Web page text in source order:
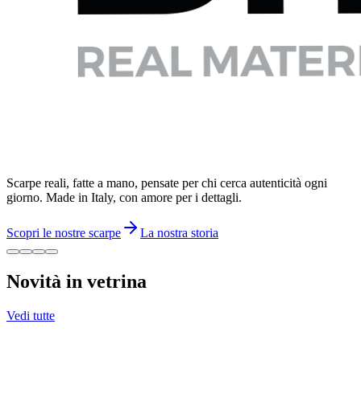
Scarpe reali, fatte a mano, pensate per chi cerca autenticità ogni
giorno. Made in Italy, con amore per i dettagli.
Scopri le nostre scarpe La nostra storia
Novità in vetrina
Vedi tutte